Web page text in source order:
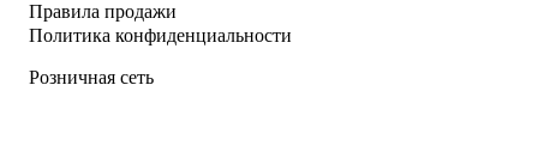
Правила продажи
Политика конфиденциальности
Розничная сеть